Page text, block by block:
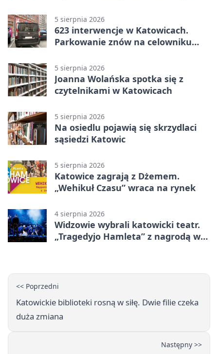
5 sierpnia 2026
623 interwencje w Katowicach.
Parkowanie znów na celowniku
5 sierpnia 2026
Joanna Wolańska spotka się z
czytelnikami w Katowicach
5 sierpnia 2026
Na osiedlu pojawią się skrzydlaci
sąsiedzi Katowic
5 sierpnia 2026
Katowice zagrają z Dżemem.
„Wehikuł Czasu” wraca na rynek
4 sierpnia 2026
Widzowie wybrali katowicki teatr.
„Tragedyjo Hamleta” z nagrodą w
<< Poprzedni
Katowickie biblioteki rosną w siłę. Dwie filie czeka
duża zmiana
Następny >>